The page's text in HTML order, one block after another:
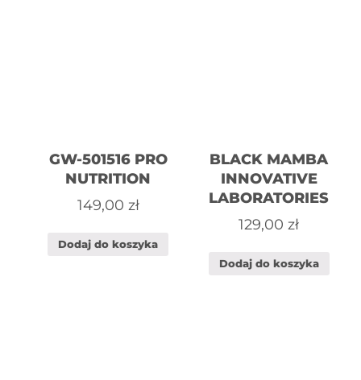
GW-501516 PRO
NUTRITION
149,00 zł
Dodaj do koszyka
BLACK MAMBA
INNOVATIVE
LABORATORIES
129,00zł
Dodaj do koszyka